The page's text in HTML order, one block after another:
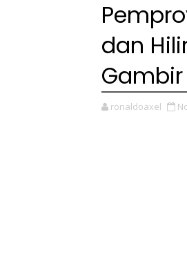
dan
Gambir
ronaldoaxel